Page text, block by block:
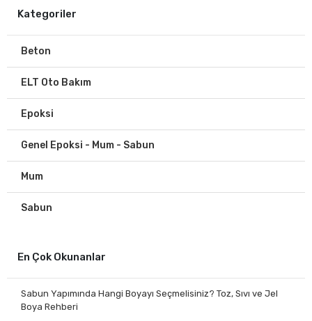
Kategoriler
Beton
ELT Oto Bakım
Epoksi
Genel Epoksi - Mum - Sabun
Mum
Sabun
En Çok Okunanlar
Sabun Yapımında Hangi Boyayı Seçmelisiniz? Toz, Sıvı ve Jel
Boya Rehberi